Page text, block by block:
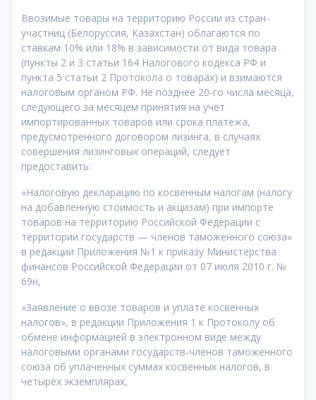
Ввозимые товары на территорию России из стран-
участниц (Белоруссия, Казахстан) облагаются по
ставкам 10% или 18% в зависимости от вида товара
(пункты 2 и 3 статьи 164 Налогового кодекса РФ и
пункта 5 статьи 2 Протокола о товарах) и взимаются
налоговым органом РФ. Не позднее 20-го числа месяца,
следующего за месяцем принятия на учёт
импортированных товаров или срока платежа,
предусмотренного договором лизинга, в случаях
совершения лизинговых операций, следует
предоставить:
«Налоговую декларацию по косвенным налогам (налогу
на добавленную стоимость и акцизам) при импорте
товаров на территорию Российской Федерации с
территории государств — членов таможенного союза»
в редакции Приложения №1 к приказу Министерства
финансов Российской Федерации от 07 июля 2010 г. №
69н,
«Заявление о ввозе товаров и уплате косвенных
налогов», в редакции Приложения 1 к Протоколу об
обмене информацией в электронном виде между
налоговыми органами государств-членов таможенного
союза об уплаченных суммах косвенных налогов, в
четырёх экземплярах,